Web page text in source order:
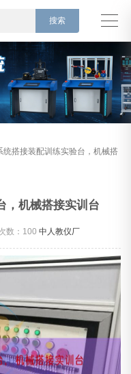
统搭接装配训练实验台，机械搭
，机械搭接实训台
数： 100 中人教仪厂